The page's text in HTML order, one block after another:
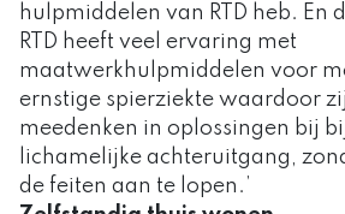
hulpmiddelen van RTD heb. En
RTD heeft veel ervaring met
maatwerkhulpmiddelen voor
ernstige spierziekte waardoor
meedenken in oplossingen bij
lichamelijke achteruitgang,
de feiten aan te lopen.’